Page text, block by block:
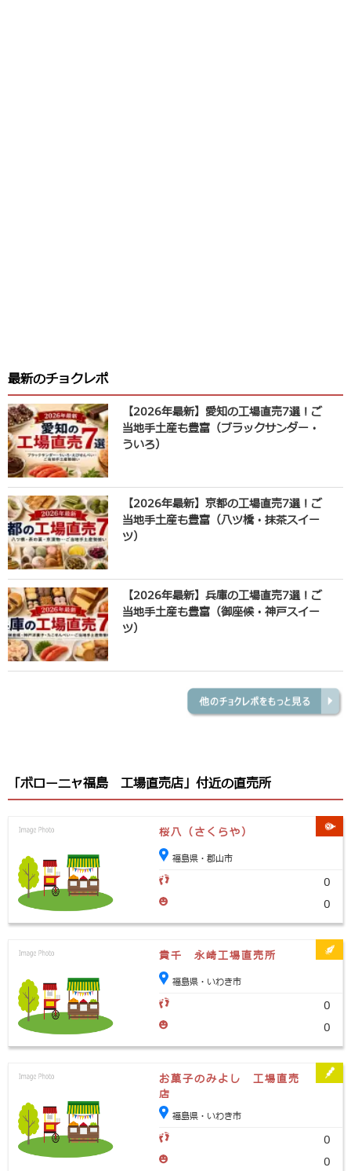
最新のチョクレポ
【2026年最新】愛知の工場直売7選！ご
当地手土産も豊富（ブラックサンダー・
ういろ）
【2026年最新】京都の工場直売7選！ご
当地手土産も豊富（八ツ橋・抹茶スイー
ツ）
【2026年最新】兵庫の工場直売7選！ご
当地手土産も豊富（御座候・神戸スイー
ツ）
「ボローニャ福島 工場直売店」付近の直売所
桜八（さくらや）
福島県・郡山市
0
0
貴千 永崎工場直売所
福島県・いわき市
0
0
お菓子のみよし 工場直売
店
福島県・いわき市
0
0